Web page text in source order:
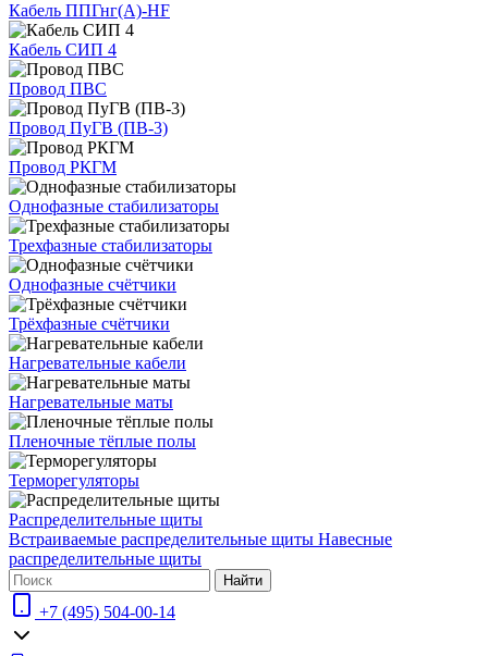
Кабель ППГнг(А)-HF
Кабель СИП 4
Провод ПВС
Провод ПуГВ (ПВ-3)
Провод РКГМ
Однофазные стабилизаторы
Трехфазные стабилизаторы
Однофазные счётчики
Трёхфазные счётчики
Нагревательные кабели
Нагревательные маты
Пленочные тёплые полы
Терморегуляторы
Распределительные щиты
Встраиваемые распределительные щиты Навесные
распределительные щиты
Найти
+7 (495) 504-00-14